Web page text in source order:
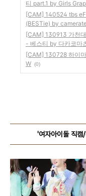
티 part.1 by Girls
[CAM] 140524 tbs
(BESTie) by
[CAM] 130913 가천
- 베스티 by 다카코마
[CAM] 130728 하이
W (0)
'여자아이돌 직